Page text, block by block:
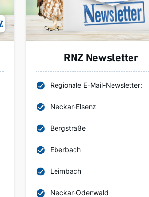
RNZ Newsletter
Regionale E-Mail-Newsletter:
Neckar-Elsenz
Bergstraße
Eberbach
Leimbach
Neckar-Odenwald